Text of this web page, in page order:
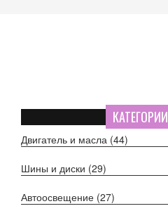
КАТЕГОРИИ
Двигатель и масла (44)
Шины и диски (29)
Автоосвещение (27)